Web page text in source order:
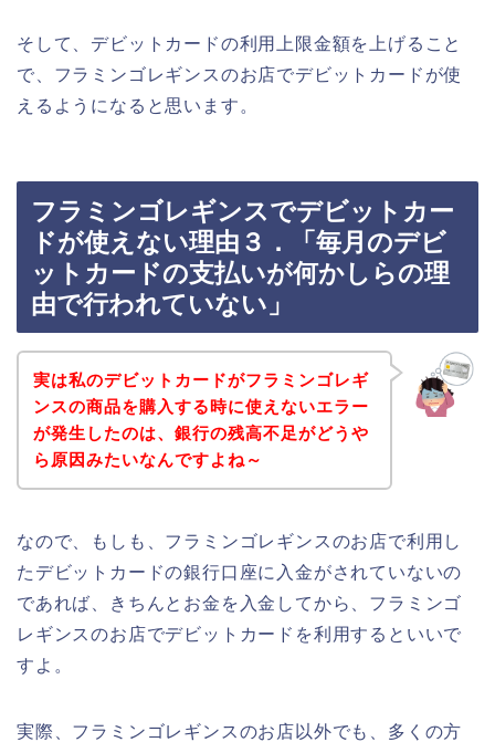
そして、デビットカードの利用上限金額を上げること
で、フラミンゴレギンスのお店でデビットカードが使
えるようになると思います。
フラミンゴレギンスでデビットカー
ドが使えない理由３．「毎月のデビ
ットカードの支払いが何かしらの理
由で行われていない」
実は私のデビットカードがフラミンゴレギ
ンスの商品を購入する時に使えないエラー
が発生したのは、銀行の残高不足がどうや
ら原因みたいなんですよね～
なので、もしも、フラミンゴレギンスのお店で利用し
たデビットカードの銀行口座に入金がされていないの
であれば、きちんとお金を入金してから、フラミンゴ
レギンスのお店でデビットカードを利用するといいで
すよ。
実際、フラミンゴレギンスのお店以外でも、多くの方